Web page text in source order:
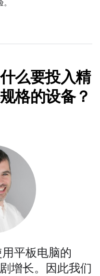
么要投入精
格的设备？
平板电脑的
增长。因此我们